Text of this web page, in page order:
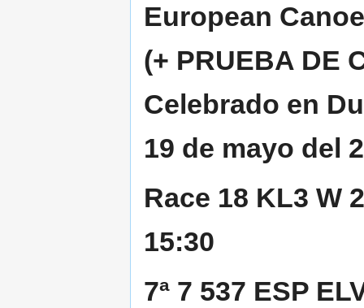
European
(+ PRUEBA DE
Celebrado en
19 de mayo del
Race 18 KL3 W
15:30
7ª 7 537 ESP